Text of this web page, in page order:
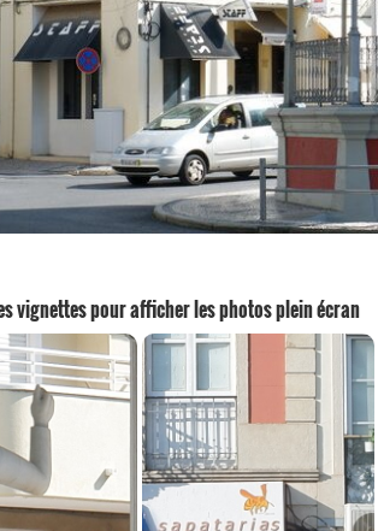
vignettes pour afficher les photos plein écran